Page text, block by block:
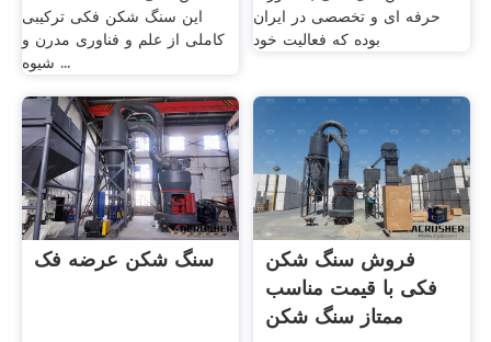
این سنگ شکن فکی ترکیبی
کاملی از علم و فناوری مدرن و
شیوه ...
حرفه ای و تخصصی در ایران
بوده که فعالیت خود
سنگ شکن عرضه فک
فروش سنگ شکن
فکی با قیمت مناسب
ممتاز سنگ شکن